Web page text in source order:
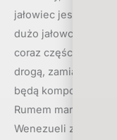
jałowiec jest
dużo jałowca,
coraz częściej
drogą, zamiast
będą komponowali
Rumem marca jest
Wenezueli z notą